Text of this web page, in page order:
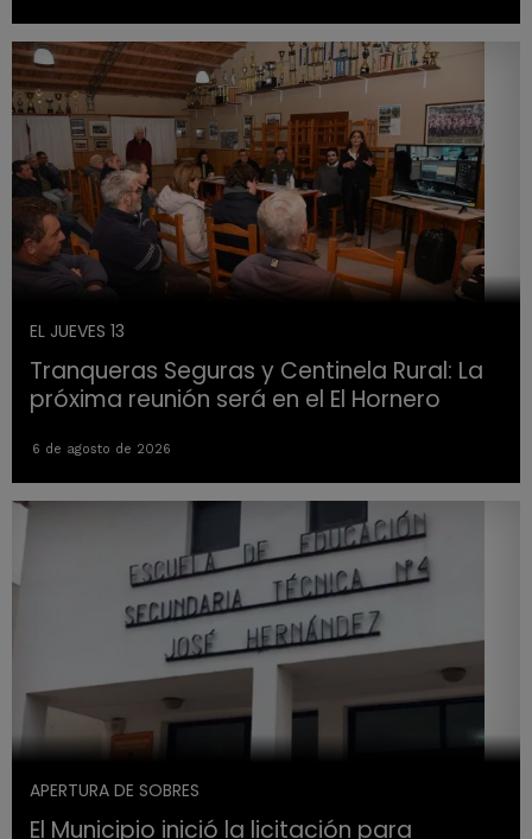
EL JUEVES 13
Tranqueras Seguras y Centinela Rural: La
próxima reunión será en el El Hornero
6 de agosto de 2026
APERTURA DE SOBRES
El Municipio inició la licitación para